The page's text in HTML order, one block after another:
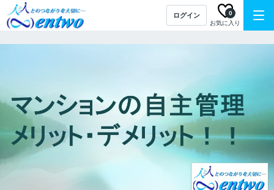
ログイン
お気に入り
0